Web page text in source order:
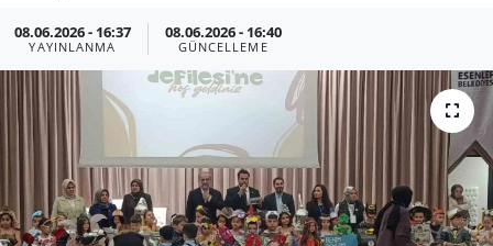
08.06.2026 - 16:37
YAYINLANMA
08.06.2026 - 16:40
GÜNCELLEME